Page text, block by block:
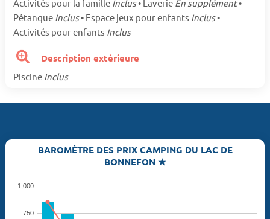
Activités pour la famille Inclus• Laverie En supplément•
Pétanque Inclus• Espace jeux pour enfants Inclus•
Activités pour enfants Inclus
Description extérieure
Piscine Inclus
BAROMÈTRE DES PRIX CAMPING DU LAC DE
BONNEFON ★
750
1,000